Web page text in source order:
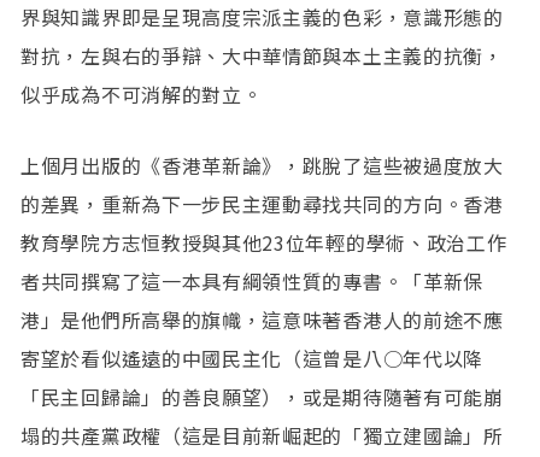
界與知識界即是呈現高度宗派主義的色彩，意識形態的
對抗，左與右的爭辯、大中華情節與本土主義的抗衡，
似乎成為不可消解的對立。
上個月出版的《香港革新論》，跳脫了這些被過度放大
的差異，重新為下一步民主運動尋找共同的方向。香港
教育學院方志恒教授與其他23位年輕的學術、政治工作
者共同撰寫了這一本具有綱領性質的專書。「革新保
港」是他們所高舉的旗幟，這意味著香港人的前途不應
寄望於看似遙遠的中國民主化（這曾是八○年代以降
「民主回歸論」的善良願望），或是期待隨著有可能崩
塌的共產黨政權（這是目前新崛起的「獨立建國論」所